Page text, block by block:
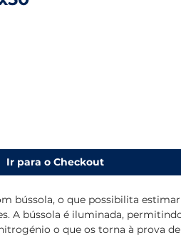
Ir para o Checkout
bússola, o que possibilita
A bússola é iluminada,
o que os torna à prova